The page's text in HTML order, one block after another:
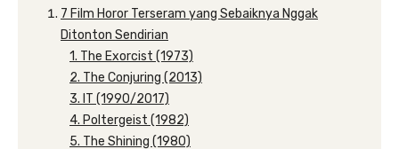
7 Film Horor Terseram yang Sebaiknya Nggak
Ditonton Sendirian
1. The Exorcist (1973)
2. The Conjuring (2013)
3. IT (1990/2017)
4. Poltergeist (1982)
5. The Shining (1980)